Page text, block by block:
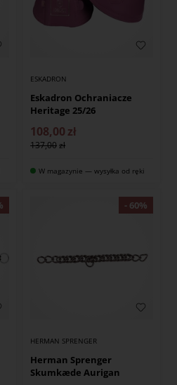
ESKADRON
Eskadron Ochraniacze
Heritage 25/26
108,00 zł
137,00
W magazynie — wysyłka od ręki
HERMAN SPRENGER
Herman Sprenger
Skumkæde Aurigan